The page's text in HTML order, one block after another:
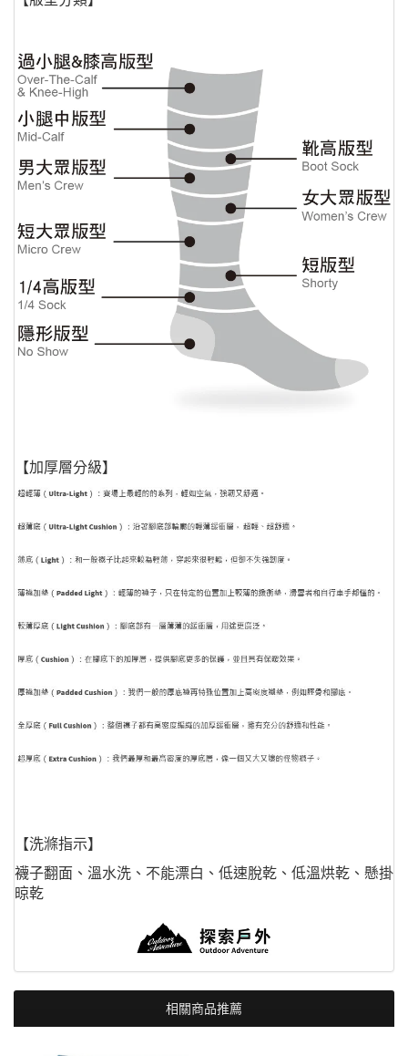
【加厚層分級】
【洗滌指示】
襪子翻面、溫水洗、不能漂白、低速脫乾、低溫烘乾、懸掛
晾乾
相關商品推薦